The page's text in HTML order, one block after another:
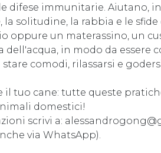
difese immunitarie. Aiutano,
la solitudine, la rabbia e le
oppure un materassino, un
dell'acqua, in modo da essere
comodi, rilassarsi e
il tuo cane: tutte queste
domestici!
scrivi a:
via WhatsApp).